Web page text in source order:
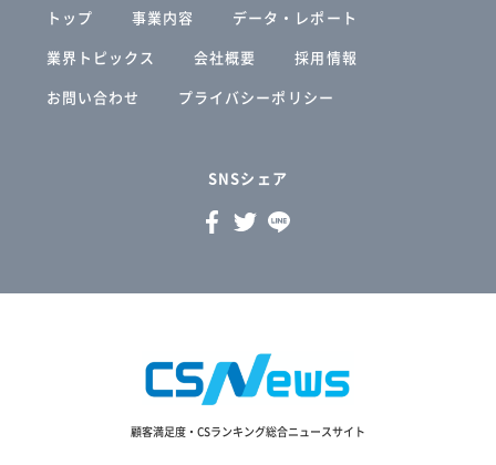
トップ 事業内容
データ・レポート
業界トピックス
会社概要
採用情報
お問い合わせ
プライバシーポリシー
SNSシェア
顧客満足度・CSランキング総合ニュースサイト